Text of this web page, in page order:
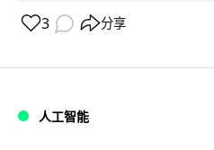
3 分享
人工智能